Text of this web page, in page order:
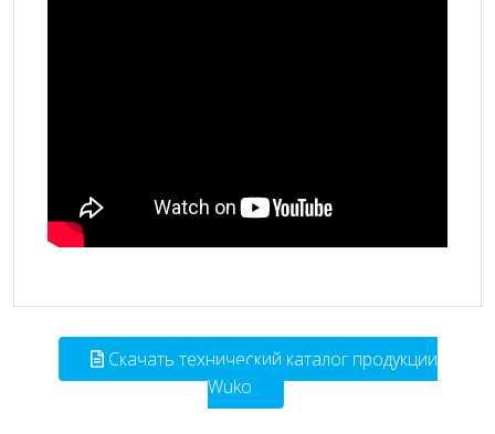
Скачать технический каталог продукции
Wuko